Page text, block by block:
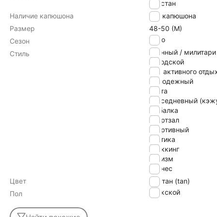
эластан
Наличие капюшона
без капюшона
Размер
48-50 (M)
Сезон
Лето
Стиль
военный / милитари
городской
для активного
молодежный
охота
повседневный
рыбалка
спортзал
спортивный
тактика
треккинг
туризм
фитнес
Цвет
тан (tan)
Пол
Мужской